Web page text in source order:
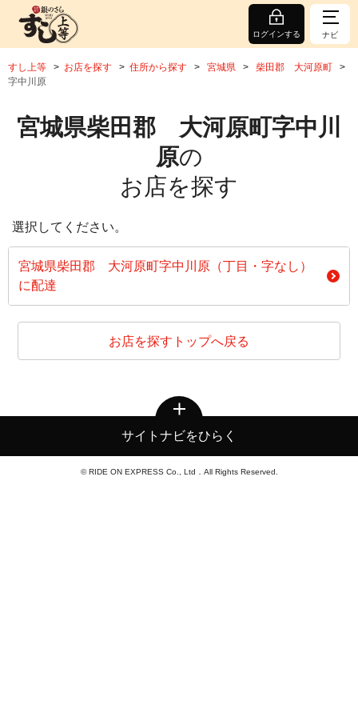
ログインする ナビ
すし上等 お店を探す 住所から探す 宮城県
柴田郡 大河原町
字中川原
宮城県柴田郡 大河原町字中川
原の
お店を探す
選択してください。
宮城県柴田郡 大河原町字中川原（丁目・字なし）
に配達
お店を探すトップへ戻る
サイトナビをひらく
© RIDE ON EXPRESS Co., Ltd．All Rights Reserved.